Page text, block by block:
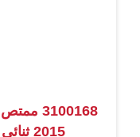
2015 ثنائي الأنبوب غاز ثنائي الأنبوب